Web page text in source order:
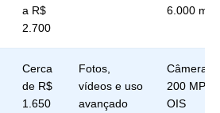
a R$
2.700
6.000
Cerca
de R$
1.650
Fotos,
vídeos e uso
avançado
Câmera
200 MP
OIS